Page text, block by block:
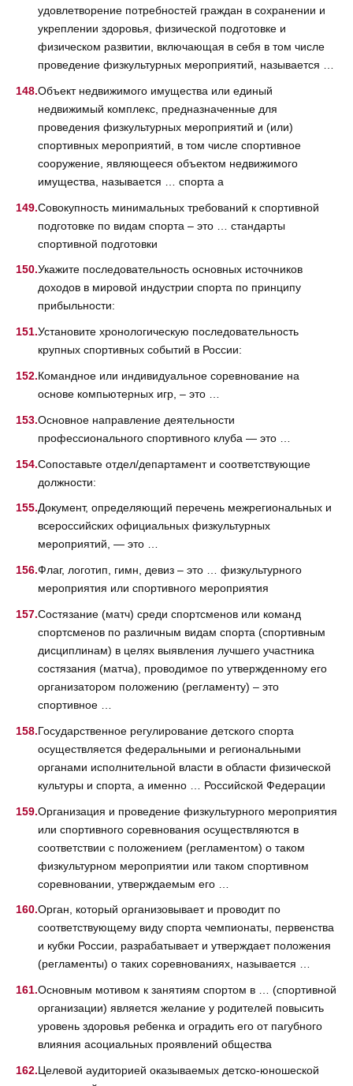
удовлетворение потребностей граждан в сохранении и
укреплении здоровья, физической подготовке и
физическом развитии, включающая в себя в том числе
проведение физкультурных мероприятий, называется …
Объект недвижимого имущества или единый
недвижимый комплекс, предназначенные для
проведения физкультурных мероприятий и (или)
спортивных мероприятий, в том числе спортивное
сооружение, являющееся объектом недвижимого
имущества, называется … спорта а
Совокупность минимальных требований к спортивной
подготовке по видам спорта – это … стандарты
спортивной подготовки
Укажите последовательность основных источников
доходов в мировой индустрии спорта по принципу
прибыльности:
Установите хронологическую последовательность
крупных спортивных событий в России:
Командное или индивидуальное соревнование на
основе компьютерных игр, – это …
Основное направление деятельности
профессионального спортивного клуба — это …
Сопоставьте отдел/департамент и соответствующие
должности:
Документ, определяющий перечень межрегиональных и
всероссийских официальных физкультурных
мероприятий, — это …
Флаг, логотип, гимн, девиз – это … физкультурного
мероприятия или спортивного мероприятия
Состязание (матч) среди спортсменов или команд
спортсменов по различным видам спорта (спортивным
дисциплинам) в целях выявления лучшего участника
состязания (матча), проводимое по утвержденному его
организатором положению (регламенту) – это
спортивное …
Государственное регулирование детского спорта
осуществляется федеральными и региональными
органами исполнительной власти в области физической
культуры и спорта, а именно … Российской Федерации
Организация и проведение физкультурного мероприятия
или спортивного соревнования осуществляются в
соответствии с положением (регламентом) о таком
физкультурном мероприятии или таком спортивном
соревновании, утверждаемым его …
Орган, который организовывает и проводит по
соответствующему виду спорта чемпионаты, первенства
и кубки России, разрабатывает и утверждает положения
(регламенты) о таких соревнованиях, называется …
Основным мотивом к занятиям спортом в … (спортивной
организации) является желание у родителей повысить
уровень здоровья ребенка и оградить его от пагубного
влияния асоциальных проявлений общества
Целевой аудиторией оказываемых детско-юношеской